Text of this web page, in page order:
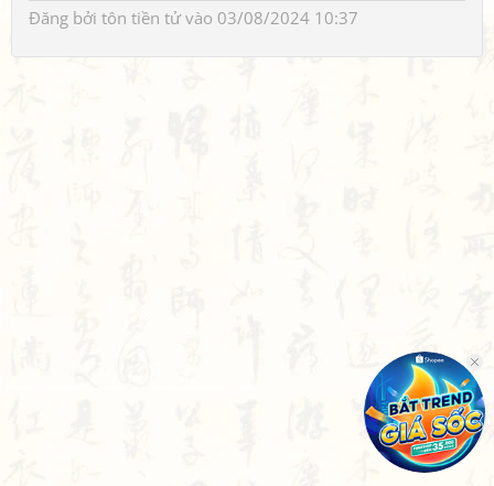
Đăng bởi tôn tiền tửvào 03/08/2024 10:37